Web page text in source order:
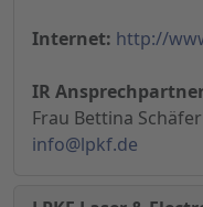
Internet: http://
IR
Frau Bettina Schäfer
info@lpkf.de